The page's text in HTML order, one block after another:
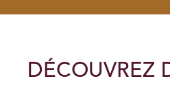
DÉCOUVREZ